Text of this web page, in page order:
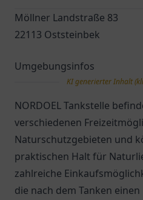
Möllner Landstraße 83
22113 Oststeinbek
Umgebungsinfos
KI generierter Inhalt
NORDOEL Tankstelle
verschiedenen
Naturschutzgebieten und
praktischen Halt für
zahlreiche
die nach dem Tanken